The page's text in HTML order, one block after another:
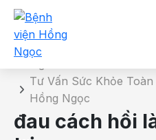
Chi tiết bài tư vấn
Tư Vấn Sức Khỏe
Hồng Ngọc
đau cách hồi